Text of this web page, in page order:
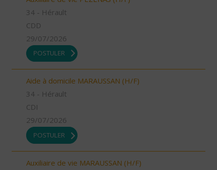
34 - Hérault
CDD
29/07/2026
POSTULER
Aide à domicile MARAUSSAN (H/F)
34 - Hérault
CDI
29/07/2026
POSTULER
Auxiliaire de vie MARAUSSAN (H/F)